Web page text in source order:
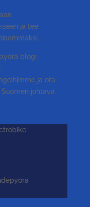
ja tee
blogi
ja ota
johtava